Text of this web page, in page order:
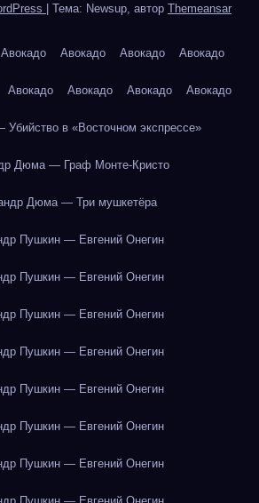
Тема: Newsup, автор Themeansar
Авокадо Авокадо Авокадо Авокадо
Авокадо Авокадо Авокадо Авокадо
Убийство в «Восточном экспрессе»
Дюма — Граф Монте-Кристо
Дюма — Три мушкетёра
Пушкин — Евгений Онегин
Пушкин — Евгений Онегин
Пушкин — Евгений Онегин
Пушкин — Евгений Онегин
Пушкин — Евгений Онегин
Пушкин — Евгений Онегин
Пушкин — Евгений Онегин